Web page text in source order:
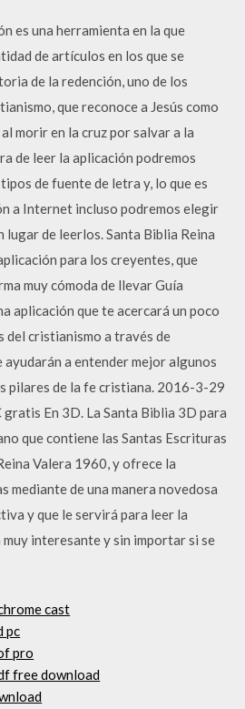
es una herramienta en la que
de artículos en los que se
de la redención, uno de los
que reconoce a Jesús como
morir en la cruz por salvar a la
de leer la aplicación podremos
de fuente de letra y, lo que es
a Internet incluso podremos elegir
lugar de leerlos. Santa Biblia Reina
para los creyentes, que
muy cómoda de llevar Guía
aplicación que te acercará un poco
del cristianismo a través de
a entender mejor algunos
pilares de la fe cristiana. 2016-3-29
En 3D. La Santa Biblia 3D para
que contiene las Santas Escrituras
Valera 1960, y ofrece la
mediante de una manera novedosa
y que le servirá para leer la
interesante y sin importar si se
cast
pc
pro
free download